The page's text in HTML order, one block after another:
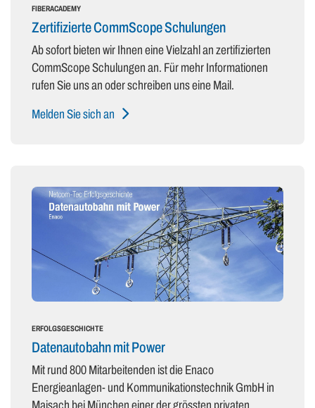
FIBERACADEMY
Zertifizierte CommScope Schulungen
Ab sofort bieten wir Ihnen eine Vielzahl an zertifizierten
CommScope Schulungen an. Für mehr Informationen
rufen Sie uns an oder schreiben uns eine Mail.
Melden Sie sich an
ERFOLGSGESCHICHTE
Datenautobahn mit Power
Mit rund 800 Mitarbeitenden ist die Enaco
Energieanlagen- und Kommunikationstechnik GmbH in
Maisach bei München einer der grössten privaten